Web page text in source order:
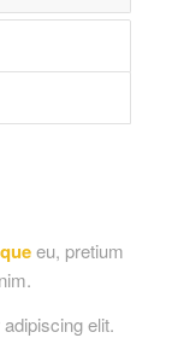
eu, pretium
elit.